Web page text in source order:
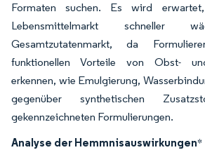
Formaten suchen. Es wird
Lebensmittelmarkt
Gesamtzutatenmarkt, da
funktionellen Vorteile von Obst-
erkennen, wie Emulgierung,
gegenüber synthetischen
gekennzeichneten Formulierungen.
Analyse der Hemmnisauswirkungen*